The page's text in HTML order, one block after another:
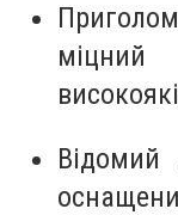
Відомий